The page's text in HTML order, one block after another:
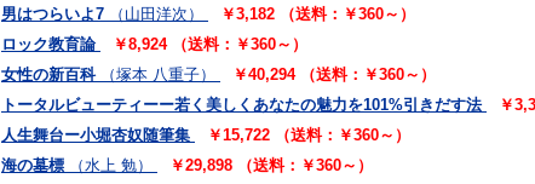
男はつらいよ7
（山田洋次）
￥3,182 （送料：￥360～）
ロック教育論
￥8,924 （送料：￥360～）
女性の新百科
（塚本 八重子）
￥40,294 （送料：￥360～）
トータルビューティーー若く美しくあなたの魅力を101%引きだす法
￥
人生舞台ー小堀杏奴随筆集
￥15,722 （送料：￥360～）
海の墓標
（水上 勉）
￥29,898 （送料：￥360～）